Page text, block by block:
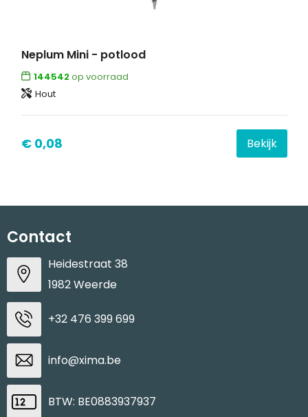
Neplum Mini - potlood
144542 op voorraad
Hout
€ 0,08 Bekijk
Contact
Heidestraat 38
1982 Weerde
+32 476 399 699
info@xima.be
BTW: BE0883937937